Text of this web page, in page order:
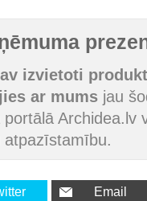
izvietoti
ar mums jau
Archidea.lv
atpazīstamību.
Email